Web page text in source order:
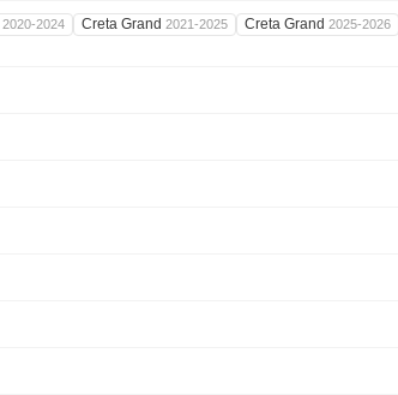
2020-2024 Creta Grand 2021-2025 Creta Grand 2025-2026